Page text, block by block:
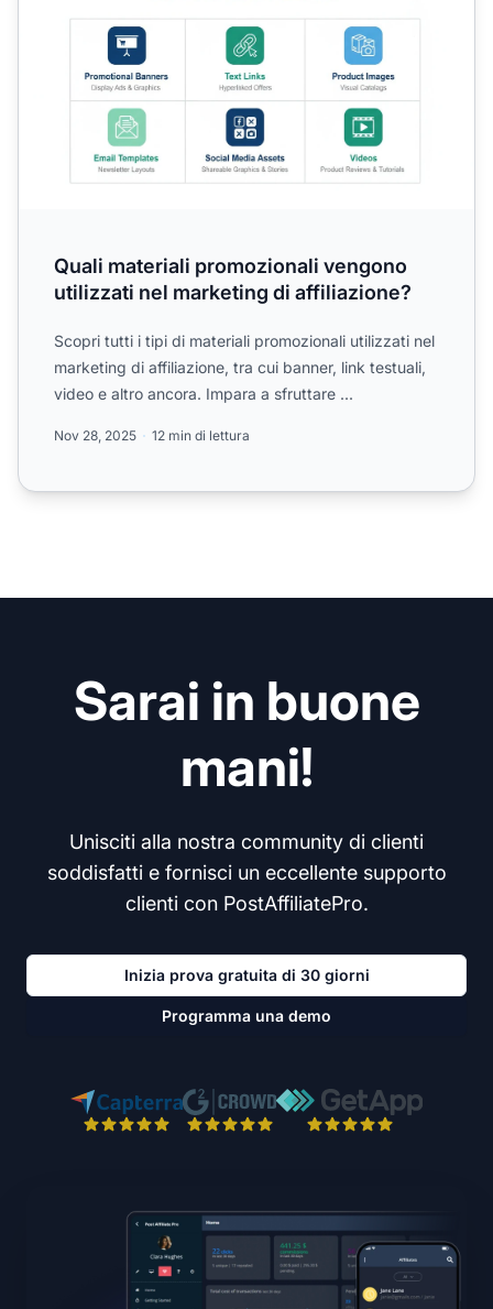
Quali materiali promozionali vengono
utilizzati nel marketing di affiliazione?
Scopri tutti i tipi di materiali promozionali utilizzati nel
marketing di affiliazione, tra cui banner, link testuali,
video e altro ancora. Impara a sfruttare ...
Nov 28, 2025 12 min di lettura
Sarai in buone
mani!
Unisciti alla nostra community di clienti
soddisfatti e fornisci un eccellente supporto
clienti con PostAffiliatePro.
Inizia prova gratuita di 30 giorni
Programma una demo